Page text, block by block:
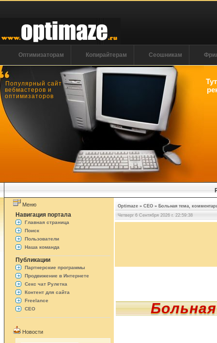
Оптимизаторам Копирайтерам Сеошникам
Популярный сайт
вебмастеров и
оптимизаторов
Меню
Навигация портала
Главная страница
Поиск
Пользователи
Наша команда
Публикации
Партнерские программы
Продвижение в Интернете
Секс чат Рулетка
Контент для сайта
Freelance
СЕО
Новости
Optimaze » СЕО » Больная тема,
Четверг 6 Сентября 2026 г. 22:59:39